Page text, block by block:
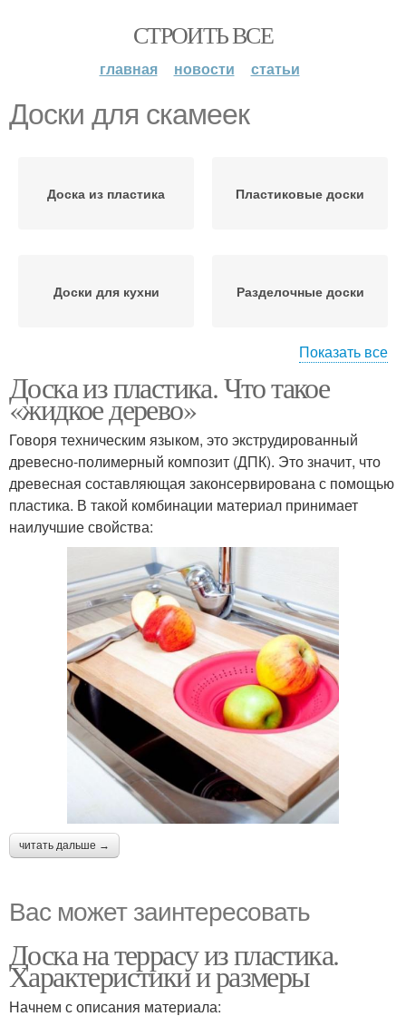
СТРОИТЬ ВСЕ
главная новости статьи
Доски для скамеек
Доска из пластика Пластиковые доски
Доски для кухни Разделочные доски
Пластиковая доска Террасная доска
Доски из пластика
Показать все
Доска из пластика. Что такое
«жидкое дерево»
Говоря техническим языком, это экструдированный
древесно-полимерный композит (ДПК). Это значит, что
древесная составляющая законсервирована с помощью
пластика. В такой комбинации материал принимает
наилучшие свойства:
читать дальше →
Вас может заинтересовать
Доска на террасу из пластика.
Характеристики и размеры
Начнем с описания материала: